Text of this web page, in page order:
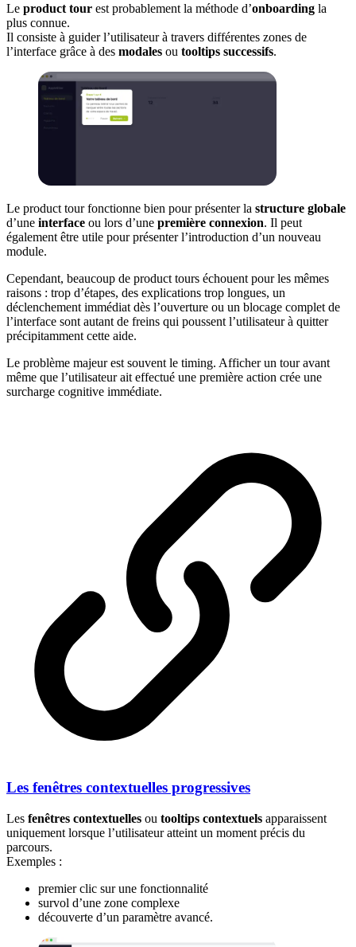
Le product tour est probablement la méthode d’onboarding la
plus connue.
Il consiste à guider l’utilisateur à travers différentes zones de
l’interface grâce à des modales ou tooltips successifs.
Le product tour fonctionne bien pour présenter la structure globale
d’une interface ou lors d’une première connexion. Il peut
également être utile pour présenter l’introduction d’un nouveau
module.
Cependant, beaucoup de product tours échouent pour les mêmes
raisons : trop d’étapes, des explications trop longues, un
déclenchement immédiat dès l’ouverture ou un blocage complet de
l’interface sont autant de freins qui poussent l’utilisateur à quitter
précipitamment cette aide.
Le problème majeur est souvent le timing. Afficher un tour avant
même que l’utilisateur ait effectué une première action crée une
surcharge cognitive immédiate.
Les fenêtres contextuelles progressives
Les fenêtres contextuelles ou tooltips contextuels apparaissent
uniquement lorsque l’utilisateur atteint un moment précis du
parcours.
Exemples :
premier clic sur une fonctionnalité
survol d’une zone complexe
découverte d’un paramètre avancé.